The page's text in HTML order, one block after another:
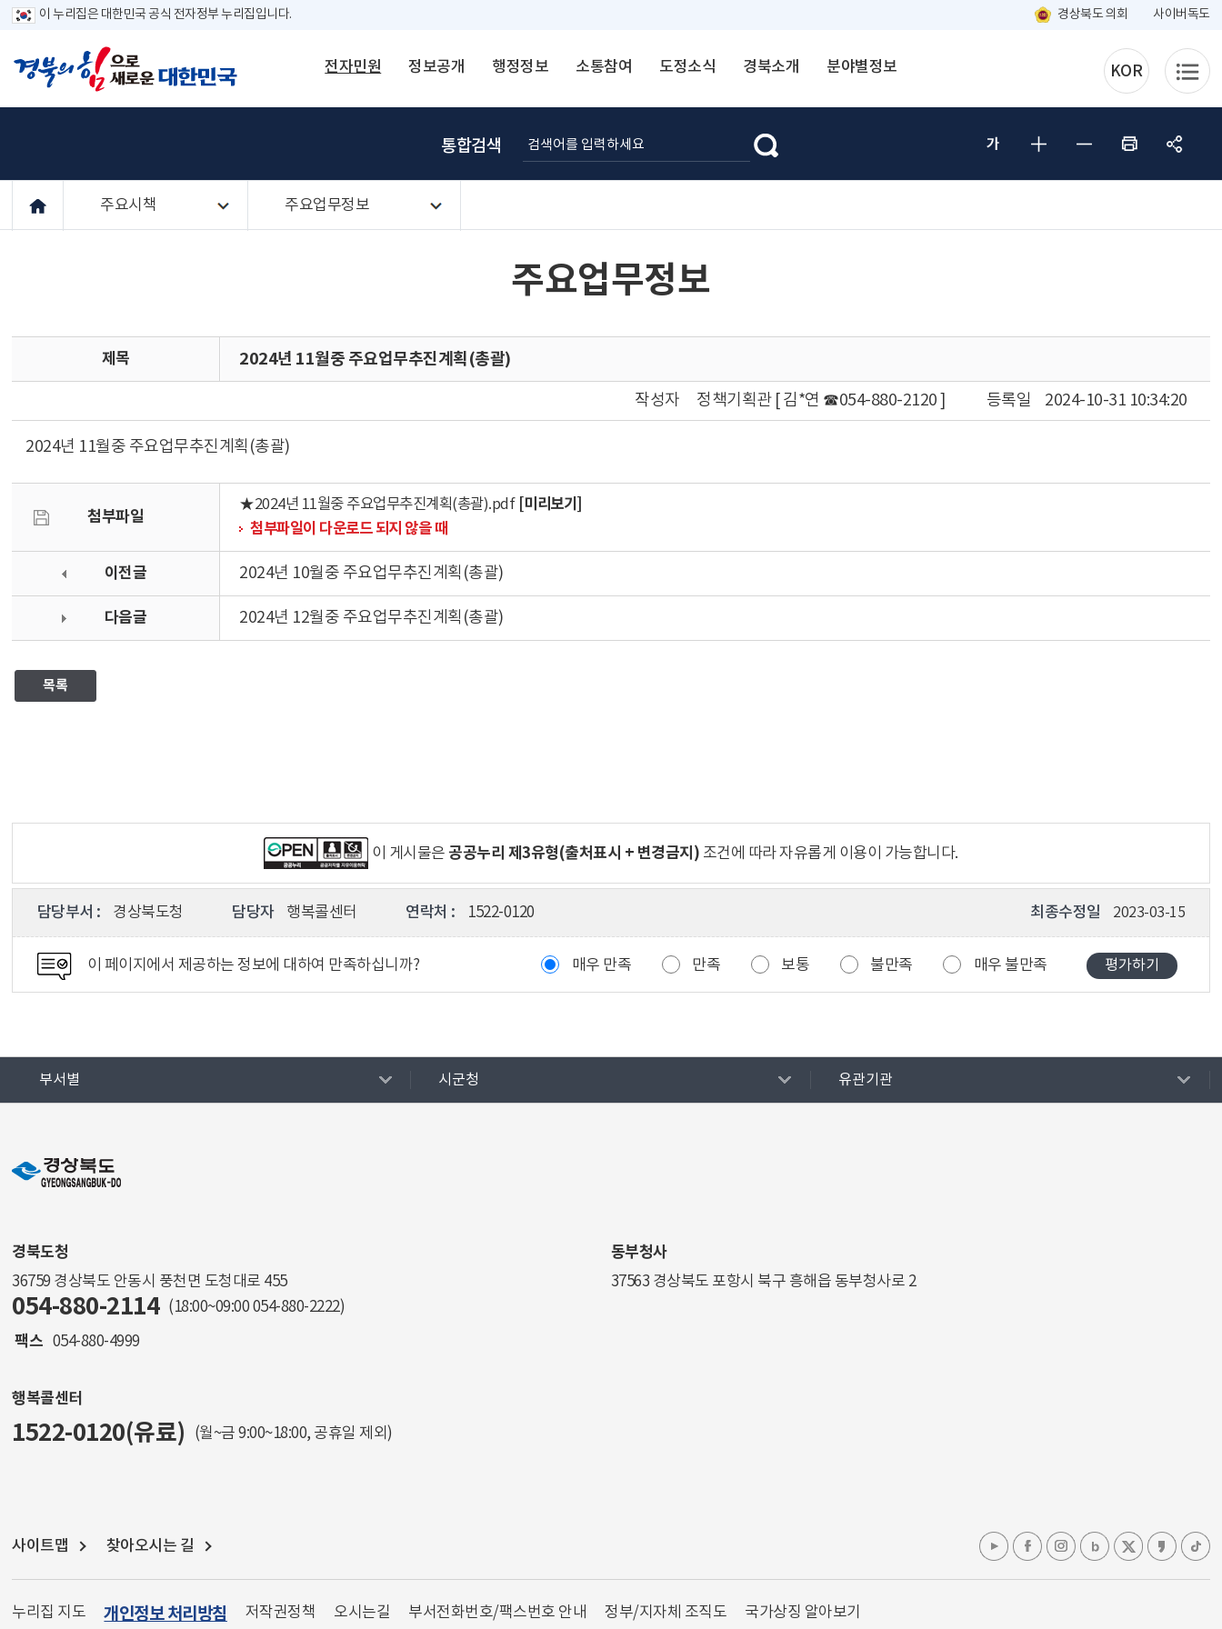
이 누리집은 대한민국 공식 전자정부 누리집입니다. 경상북도 의회 사이버독도
전자민원 정보공개 행정정보 소통참여 도정소식 경북소개 분야별정보 KOR
통합검색
주요시책 주요업무정보
주요업무정보
제목 2024년 11월중 주요업무추진계획(총괄)
등록일 2024-10-31 10:34:20
작성자 정책기획관 [ 김*연 ☎054-880-2120 ]
2024년 11월중 주요업무추진계획(총괄)
첨부파일
★2024년 11월중 주요업무추진계획(총괄).pdf [미리보기]
첨부파일이 다운로드 되지 않을 때
이전글 2024년 10월중 주요업무추진계획(총괄)
다음글 2024년 12월중 주요업무추진계획(총괄)
목록
이 게시물은 공공누리 제3유형(출처표시 + 변경금지) 조건에 따라 자유롭게 이용이 가능합니다.
담당부서 : 경상북도청 담당자 행복콜센터 연락처 : 1522-0120 최종수정일 2023-03-15
이 페이지에서 제공하는 정보에 대하여 만족하십니까? 매우 만족 만족 보통 불만족 매우 불만족
부서별 시군청 유관기관
경북도청
36759 경상북도 안동시 풍천면 도청대로 455
054-880-2114 (18:00~09:00 054-880-2222)
팩스 054-880-4999
동부청사
37563 경상북도 포항시 북구 흥해읍 동부청사로 2
행복콜센터
1522-0120(유료) (월~금 9:00~18:00, 공휴일 제외)
사이트맵 찾아오시는 길
누리집 지도 개인정보 처리방침 저작권정책 오시는길 부서전화번호/팩스번호 안내 정부/지자체 조직도 국가상징 알아보기